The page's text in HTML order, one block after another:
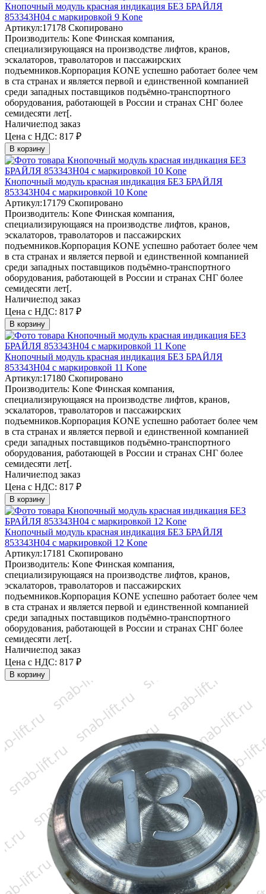
Кнопочный модуль красная индикация БЕЗ БРАЙЛЯ
853343H04 с маркировкой 9 Kone
Артикул:17178 Скопировано
Производитель: Kone Финская компания,
специализирующаяся на производстве лифтов, кранов,
эскалаторов, траволаторов и пассажирских
подъемников.Корпорация KONE успешно работает более чем
в ста странах и является первой и единственной компанией
среди западных поставщиков подъёмно-транспортного
оборудования, работающей в России и странах СНГ более
семидесяти лет[.
Наличие:под заказ
Цена с НДС: 817 ₽
В корзину
Кнопочный модуль красная индикация БЕЗ БРАЙЛЯ
853343H04 с маркировкой 10 Kone
Артикул:17179 Скопировано
Производитель: Kone Финская компания,
специализирующаяся на производстве лифтов, кранов,
эскалаторов, траволаторов и пассажирских
подъемников.Корпорация KONE успешно работает более чем
в ста странах и является первой и единственной компанией
среди западных поставщиков подъёмно-транспортного
оборудования, работающей в России и странах СНГ более
семидесяти лет[.
Наличие:под заказ
Цена с НДС: 817 ₽
В корзину
Кнопочный модуль красная индикация БЕЗ БРАЙЛЯ
853343H04 с маркировкой 11 Kone
Артикул:17180 Скопировано
Производитель: Kone Финская компания,
специализирующаяся на производстве лифтов, кранов,
эскалаторов, траволаторов и пассажирских
подъемников.Корпорация KONE успешно работает более чем
в ста странах и является первой и единственной компанией
среди западных поставщиков подъёмно-транспортного
оборудования, работающей в России и странах СНГ более
семидесяти лет[.
Наличие:под заказ
Цена с НДС: 817 ₽
В корзину
Кнопочный модуль красная индикация БЕЗ БРАЙЛЯ
853343H04 с маркировкой 12 Kone
Артикул:17181 Скопировано
Производитель: Kone Финская компания,
специализирующаяся на производстве лифтов, кранов,
эскалаторов, траволаторов и пассажирских
подъемников.Корпорация KONE успешно работает более чем
в ста странах и является первой и единственной компанией
среди западных поставщиков подъёмно-транспортного
оборудования, работающей в России и странах СНГ более
семидесяти лет[.
Наличие:под заказ
Цена с НДС: 817 ₽
В корзину